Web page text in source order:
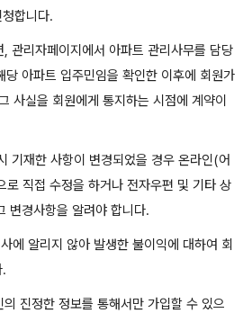
합니다.
관리자페이지에서 아파트 관리사무를 담당
당 아파트 입주민임을 확인한 이후에 회원가
사실을 회원에게 통지하는 시점에 계약이
기재한 사항이 변경되었을 경우 온라인(어
로 직접 수정을 하거나 전자우편 및 기타 상
변경사항을 알려야 합니다.
에 알리지 않아 발생한 불이익에 대하여 회
진정한 정보를 통해서만 가입할 수 있으